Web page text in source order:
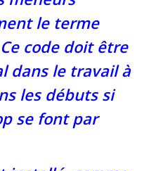
le terme
code doit être
dans le travail à
les débuts si
se font par